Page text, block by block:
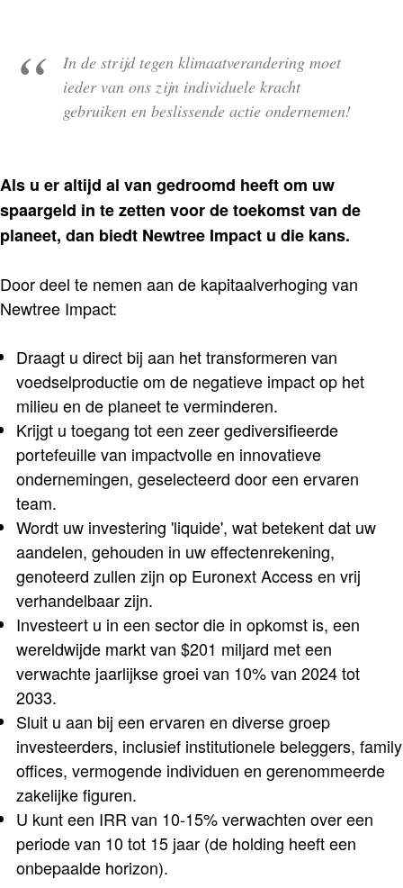
In de strijd tegen klimaatverandering moet
ieder van ons zijn individuele kracht
gebruiken en beslissende actie ondernemen!
Als u er altijd al van gedroomd heeft om uw
spaargeld in te zetten voor de toekomst van de
planeet, dan biedt Newtree Impact u die kans.
Door deel te nemen aan de kapitaalverhoging van
Newtree Impact:
Draagt u direct bij aan het transformeren van
voedselproductie om de negatieve impact op het
milieu en de planeet te verminderen.
Krijgt u toegang tot een zeer gediversifieerde
portefeuille van impactvolle en innovatieve
ondernemingen, geselecteerd door een ervaren
team.
Wordt uw investering 'liquide', wat betekent dat uw
aandelen, gehouden in uw effectenrekening,
genoteerd zullen zijn op Euronext Access en vrij
verhandelbaar zijn.
Investeert u in een sector die in opkomst is, een
wereldwijde markt van $201 miljard met een
verwachte jaarlijkse groei van 10% van 2024 tot
2033.
Sluit u aan bij een ervaren en diverse groep
investeerders, inclusief institutionele beleggers, family
offices, vermogende individuen en gerenommeerde
zakelijke figuren.
U kunt een IRR van 10-15% verwachten over een
periode van 10 tot 15 jaar (de holding heeft een
onbepaalde horizon).